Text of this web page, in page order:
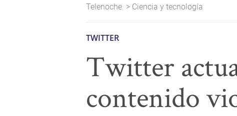
Telenoche > Ciencia y tecnología
TWITTER
Twitter
contenido